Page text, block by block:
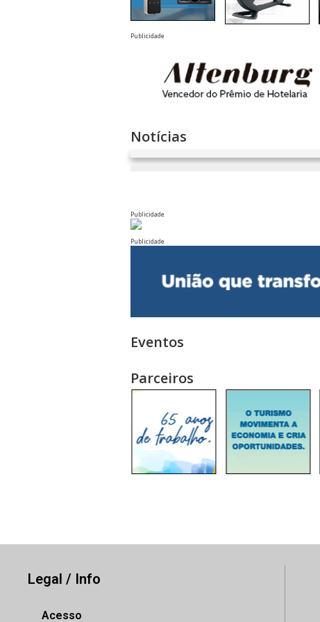
Publicidade
Notícias
Publicidade
Publicidade
Eventos
Parceiros
Legal / Info
Acesso